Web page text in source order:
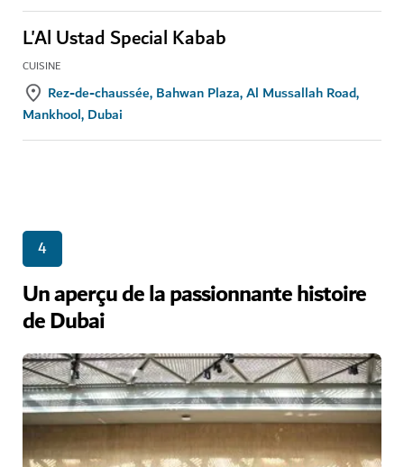
L'Al Ustad Special Kabab
CUISINE
Rez-de-chaussée, Bahwan Plaza, Al Mussallah Road,
Mankhool, Dubai
4
Un aperçu de la passionnante histoire
de Dubai